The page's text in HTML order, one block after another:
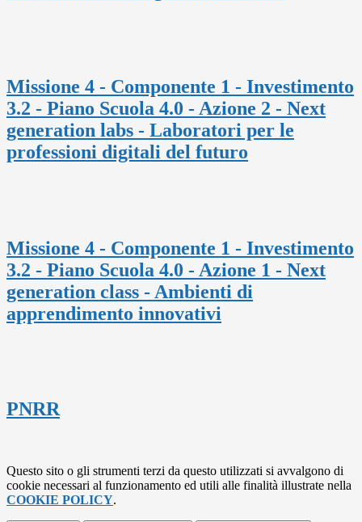
Missione 4 - Componente 1 - Investimento
3.2 - Piano Scuola 4.0 - Azione 2 - Next
generation labs - Laboratori per le
professioni digitali del futuro
Missione 4 - Componente 1 - Investimento
3.2 - Piano Scuola 4.0 - Azione 1 - Next
generation class - Ambienti di
apprendimento innovativi
PNRR
Questo sito o gli strumenti terzi da questo utilizzati si avvalgono di
cookie necessari al funzionamento ed utili alle finalità illustrate nella
COOKIE POLICY.